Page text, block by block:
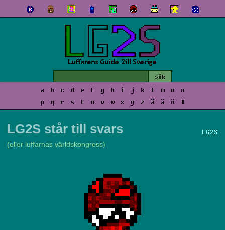
a b c d e f g h i j k l m n
o
p
q r s t u v w x y z å ä ö #
LG2S
LG2S står till svars
(eller luffarnas världskongress)